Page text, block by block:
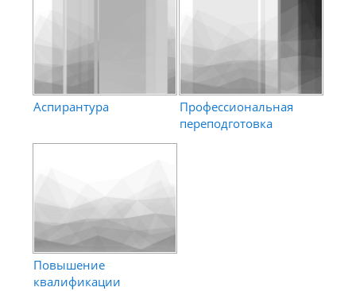
Аспирантура
Профессиональная
переподготовка
Повышение
квалификации